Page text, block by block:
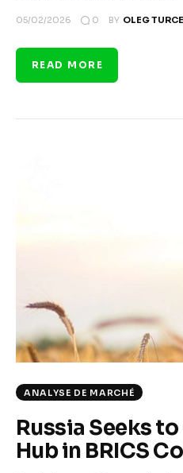
05/02/2026 0 BY OLEG
READ MORE
ANALYSE DE MARCHÉ
Russia Seeks
Hub in BRICS